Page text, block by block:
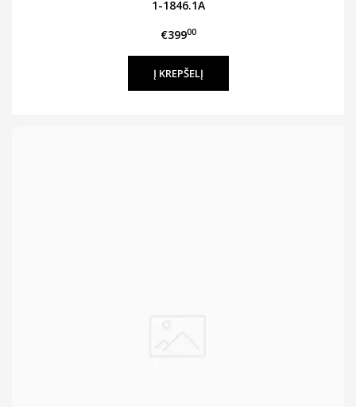
1-1846.1A
€39900